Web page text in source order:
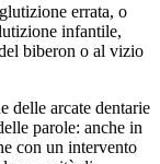
errata, o
infantile,
biberon o al vizio
delle arcate dentarie
parole: anche in
con un intervento